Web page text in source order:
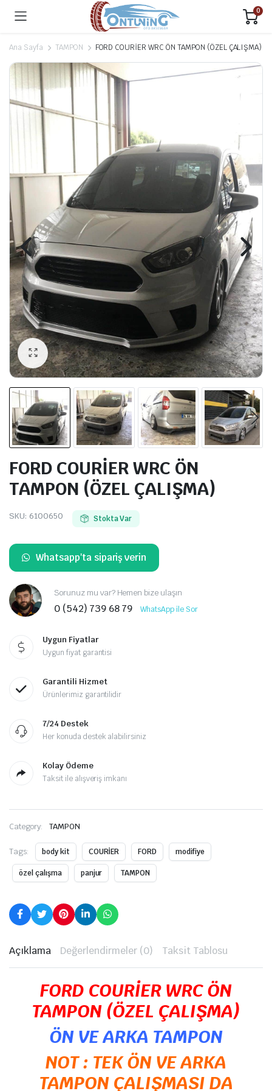
0
Ana Sayfa TAMPON FORD COURİER WRC ÖN TAMPON (ÖZEL ÇALIŞMA)
FORD COURİER WRC ÖN
TAMPON (ÖZEL ÇALIŞMA)
SKU: 6100650 Stokta Var
Whatsapp'ta sipariş verin
Sorunuz mu var? Hemen bize ulaşın
0 (542) 739 68 79 WhatsApp ile Sor
Uygun Fiyatlar
Uygun fiyat garantisi
Garantili Hizmet
Ürünlerimiz garantilidir
7/24 Destek
Her konuda destek alabilirsiniz
Kolay Ödeme
Taksit ile alışveriş imkanı
Category: TAMPON
Tags: body kit COURİER FORD modifiye
özel çalışma panjur TAMPON
Açıklama Değerlendirmeler (0) Taksit Tablosu
FORD COURİER WRC ÖN
TAMPON (ÖZEL ÇALIŞMA)
ÖN VE ARKA TAMPON
NOT : TEK ÖN VE ARKA
TAMPON ÇALIŞMASI DA